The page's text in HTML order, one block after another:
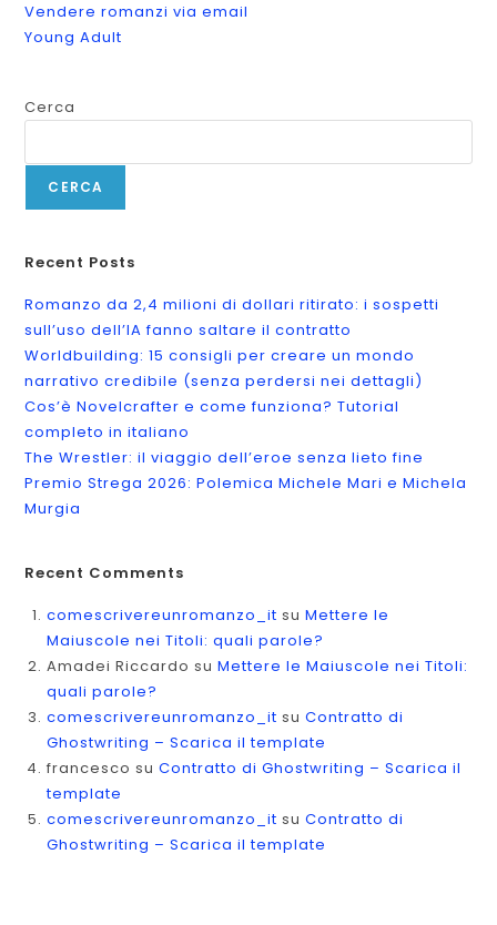
Vendere romanzi via email
Young Adult
Cerca
CERCA
Recent Posts
Romanzo da 2,4 milioni di dollari ritirato: i sospetti
sull’uso dell’IA fanno saltare il contratto
Worldbuilding: 15 consigli per creare un mondo
narrativo credibile (senza perdersi nei dettagli)
Cos’è Novelcrafter e come funziona? Tutorial
completo in italiano
The Wrestler: il viaggio dell’eroe senza lieto fine
Premio Strega 2026: Polemica Michele Mari e Michela
Murgia
Recent Comments
comescrivereunromanzo_it suMettere le
Maiuscole nei Titoli: quali parole?
Amadei Riccardo suMettere le Maiuscole nei Titoli:
quali parole?
comescrivereunromanzo_it suContratto di
Ghostwriting – Scarica il template
francesco suContratto di Ghostwriting – Scarica il
template
comescrivereunromanzo_it suContratto di
Ghostwriting – Scarica il template